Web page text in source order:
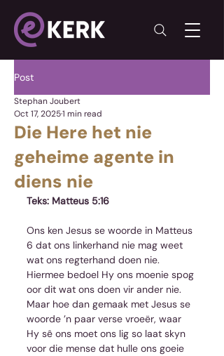
Post
Die Here het nie
geheime agente in
diens nie
Stephan Joubert
Oct 17, 20251 min read
Teks: Matteus 5:16
Ons ken Jesus se woorde in Matteus
6 dat ons linkerhand nie mag weet
wat ons regterhand doen nie.
Hiermee bedoel Hy ons moenie spog
oor dit wat ons doen vir ander nie.
Maar hoe dan gemaak met Jesus se
woorde ’n paar verse vroeër, waar
Hy sê ons moet ons lig so laat skyn
voor die mense dat hulle ons goeie